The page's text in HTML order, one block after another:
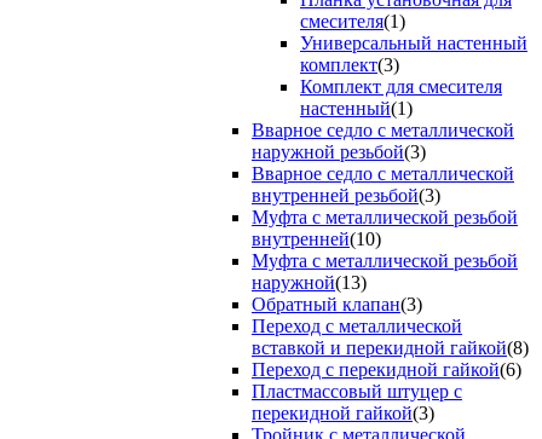
смесителя(1)
Универсальный настенный
комплект(3)
Комплект для смесителя
настенный(1)
Вварное седло с металлической
наружной резьбой(3)
Вварное седло с металлической
внутренней резьбой(3)
Муфта с металлической резьбой
внутренней(10)
Муфта с металлической резьбой
наружной(13)
Обратный клапан(3)
Переход с металлической
вставкой и перекидной гайкой(8)
Переход с перекидной гайкой(6)
Пластмассовый штуцер с
перекидной гайкой(3)
Тройник с металлической